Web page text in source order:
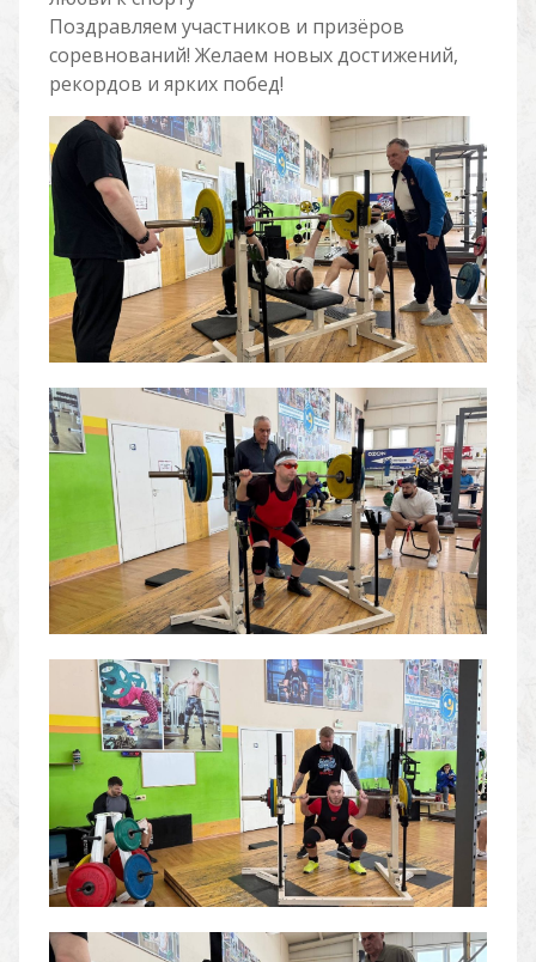
Поздравляем участников и призёров
соревнований! Желаем новых достижений,
рекордов и ярких побед!